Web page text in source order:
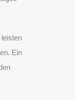
Ein